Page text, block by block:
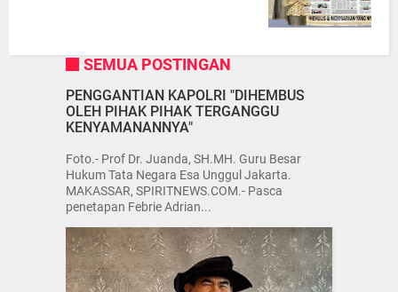
SEMUA POSTINGAN
PENGGANTIAN KAPOLRI "DIHEMBUS
OLEH PIHAK PIHAK TERGANGGU
KENYAMANANNYA"
Foto.- Prof Dr. Juanda, SH.MH. Guru Besar
Hukum Tata Negara Esa Unggul Jakarta.
MAKASSAR, SPIRITNEWS.COM.- Pasca
penetapan Febrie Adrian...